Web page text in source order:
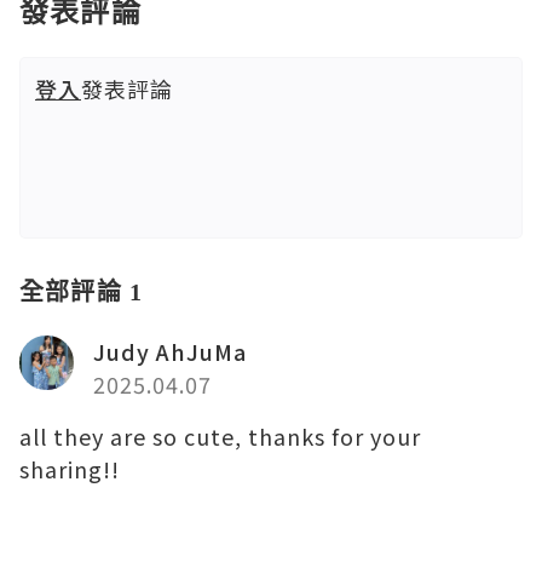
發表評論
登入發表評論
全部評論 1
Judy AhJuMa
2025.04.07
all they are so cute, thanks for your
sharing!!